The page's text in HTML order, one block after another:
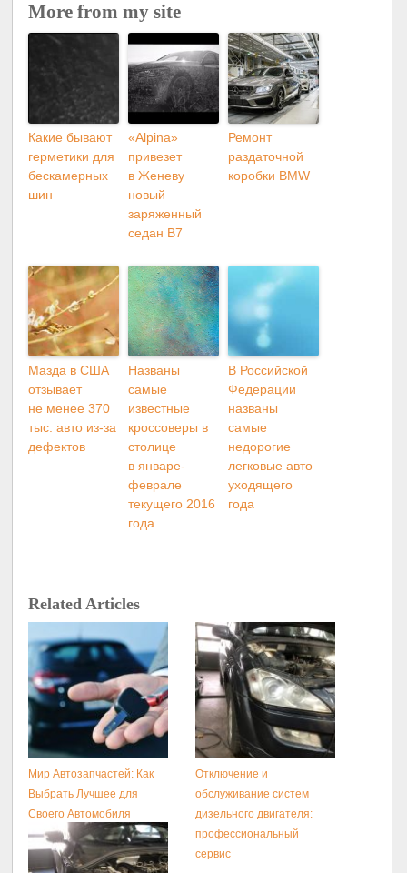
More from my site
Какие бывают
герметики для
бескамерных
шин
«Alpina»
привезет
в Женеву
новый
заряженный
седан B7
Ремонт
раздаточной
коробки BMW
Мазда в США
отзывает
не менее 370
тыс. авто из-за
дефектов
Названы
самые
известные
кроссоверы в
столице
в январе-
феврале
текущего 2016
года
В Российской
Федерации
названы
самые
недорогие
легковые авто
уходящего
года
Related Articles
Мир Автозапчастей: Как
Выбрать Лучшее для
Своего Автомобиля
Отключение и
обслуживание систем
дизельного двигателя:
профессиональный
сервис